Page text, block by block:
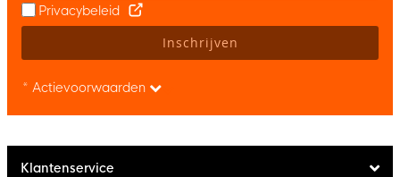
Privacybeleid
Inschrijven
* Actievoorwaarden
Klantenservice